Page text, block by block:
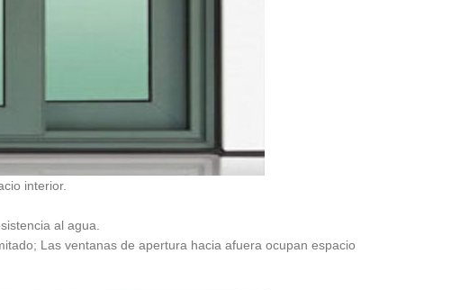
interior.
al agua.
Las ventanas de apertura hacia afuera ocupan espacio